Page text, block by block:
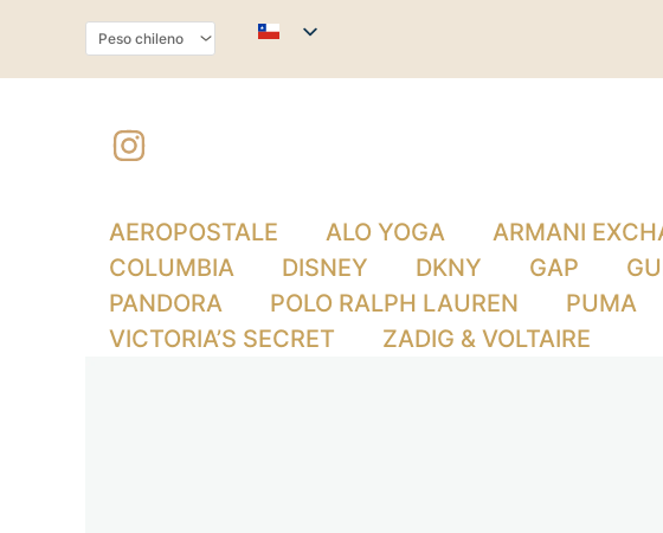
AEROPOSTALE ALO YOGA ARMANI
COLUMBIA
DISNEY DKNY GAP
PANDORA
POLO RALPH LAUREN PUMA
VICTORIA’S SECRET
ZADIG & VOLTAIRE